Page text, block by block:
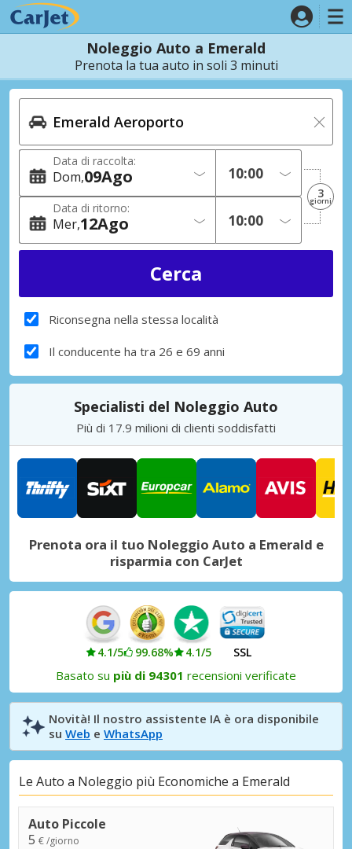
Noleggio Auto a Emerald
Prenota la tua auto in soli 3 minuti
Data di raccolta:
Dom 09Ago
Data di ritorno:
Mer 12Ago
3
giorni
Riconsegna nella stessa località
Il conducente ha tra 26 e 69 anni
Specialisti del Noleggio Auto
Più di 17.9 milioni di clienti soddisfatti
Prenota ora il tuo Noleggio Auto a Emerald e
risparmia con CarJet
4.1/5 99.68% 4.1/5 SSL
Basato su più di 94301 recensioni verificate
Novità! Il nostro assistente IA è ora disponibile
su Web e WhatsApp
Le Auto a Noleggio più Economiche a Emerald
Auto Piccole
5 € /giorno